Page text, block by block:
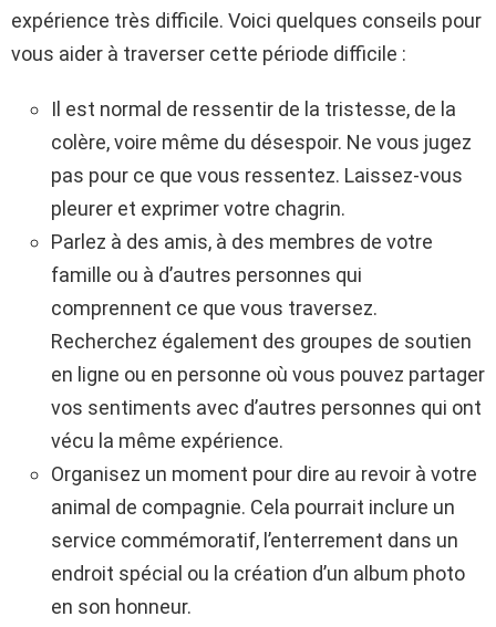
expérience très difficile. Voici quelques conseils pour
vous aider à traverser cette période difficile :
Il est normal de ressentir de la tristesse, de la
colère, voire même du désespoir. Ne vous jugez
pas pour ce que vous ressentez. Laissez-vous
pleurer et exprimer votre chagrin.
Parlez à des amis, à des membres de votre
famille ou à d’autres personnes qui
comprennent ce que vous traversez.
Recherchez également des groupes de soutien
en ligne ou en personne où vous pouvez partager
vos sentiments avec d’autres personnes qui ont
vécu la même expérience.
Organisez un moment pour dire au revoir à votre
animal de compagnie. Cela pourrait inclure un
service commémoratif, l’enterrement dans un
endroit spécial ou la création d’un album photo
en son honneur.